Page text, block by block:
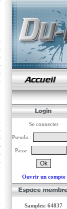
Se connecter
Pseudo :
Passe :
Ouvrir un compte
Samples: 64837